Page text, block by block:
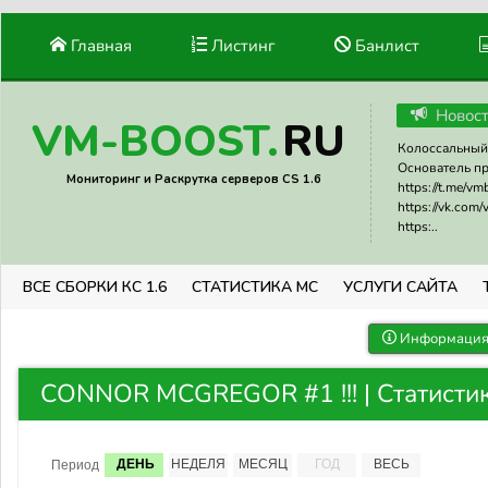
Главная Листинг Банлист
VM-BOOST.RU
Мониторинг и Раскрутка серверов CS 1.6
Основатель
https://t.me/
https://vk.com/
https:..
ВСЕ СБОРКИ КС 1.6 СТАТИСТИКА МС УСЛУГИ САЙТА
CONNOR MCGREGOR #1 !!! |
Период ДЕНЬ НЕДЕЛЯ МЕСЯЦ ГОД ВЕСЬ